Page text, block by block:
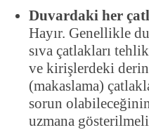
Duvardaki her
Hayır. Genellikle
sıva çatlakları
ve kirişlerdeki
(makaslama)
sorun
uzmana